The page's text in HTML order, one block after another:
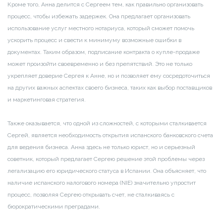
Кроме того, Анна делится с Сергеем тем, как правильно организовать
процесс, чтобы избежать задержек. Она предлагает организовать
использование услуг местного нотариуса, который сможет помочь
ускорить процесс и свести к минимуму возможные ошибки в
документах. Таким образом, подписание контракта о купле-продаже
может произойти своевременно и без препятствий. Это не только
укрепляет доверие Сергея к Анне, но и позволяет ему сосредоточиться
на других важных аспектах своего бизнеса, таких как выбор поставщиков
и маркетинговая стратегия.
Также оказывается, что одной из сложностей, с которыми сталкивается
Сергей, является необходимость открытия испанского банковского счета
для ведения бизнеса. Анна здесь не только юрист, но и серьезный
советник, который предлагает Сергею решение этой проблемы через
легализацию его юридического статуса в Испании. Она объясняет, что
наличие испанского налогового номера (NIE) значительно упростит
процесс, позволяя Сергею открывать счет, не сталкиваясь с
бюрократическими преградами.